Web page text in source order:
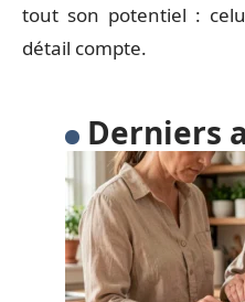
tout son potentiel :
détail compte.
Derniers